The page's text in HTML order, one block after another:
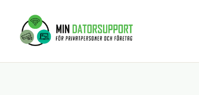
innehåll